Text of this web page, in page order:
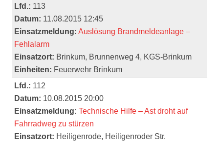
Lfd.: 113
Datum: 11.08.2015 12:45
Einsatzmeldung: Auslösung Brandmeldeanlage –
Fehlalarm
Einsatzort: Brinkum, Brunnenweg 4, KGS-Brinkum
Einheiten: Feuerwehr Brinkum
Lfd.: 112
Datum: 10.08.2015 20:00
Einsatzmeldung: Technische Hilfe – Ast droht auf
Fahrradweg zu stürzen
Einsatzort: Heiligenrode, Heiligenroder Str.